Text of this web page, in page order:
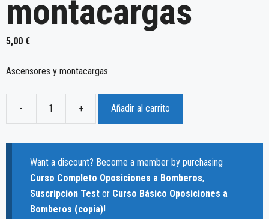
montacargas
5,00 €
Ascensores y montacargas
-
Tema
-
Ascensores
y
montacargas
cantidad
+ Añadir al carrito
Want a discount? Become a member by purchasing
Curso Completo Oposiciones a Bomberos,
Suscripcion Test or Curso Básico Oposiciones a
Bomberos (copia)!